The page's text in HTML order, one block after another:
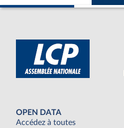
OPEN DATA
Accédez à toutes